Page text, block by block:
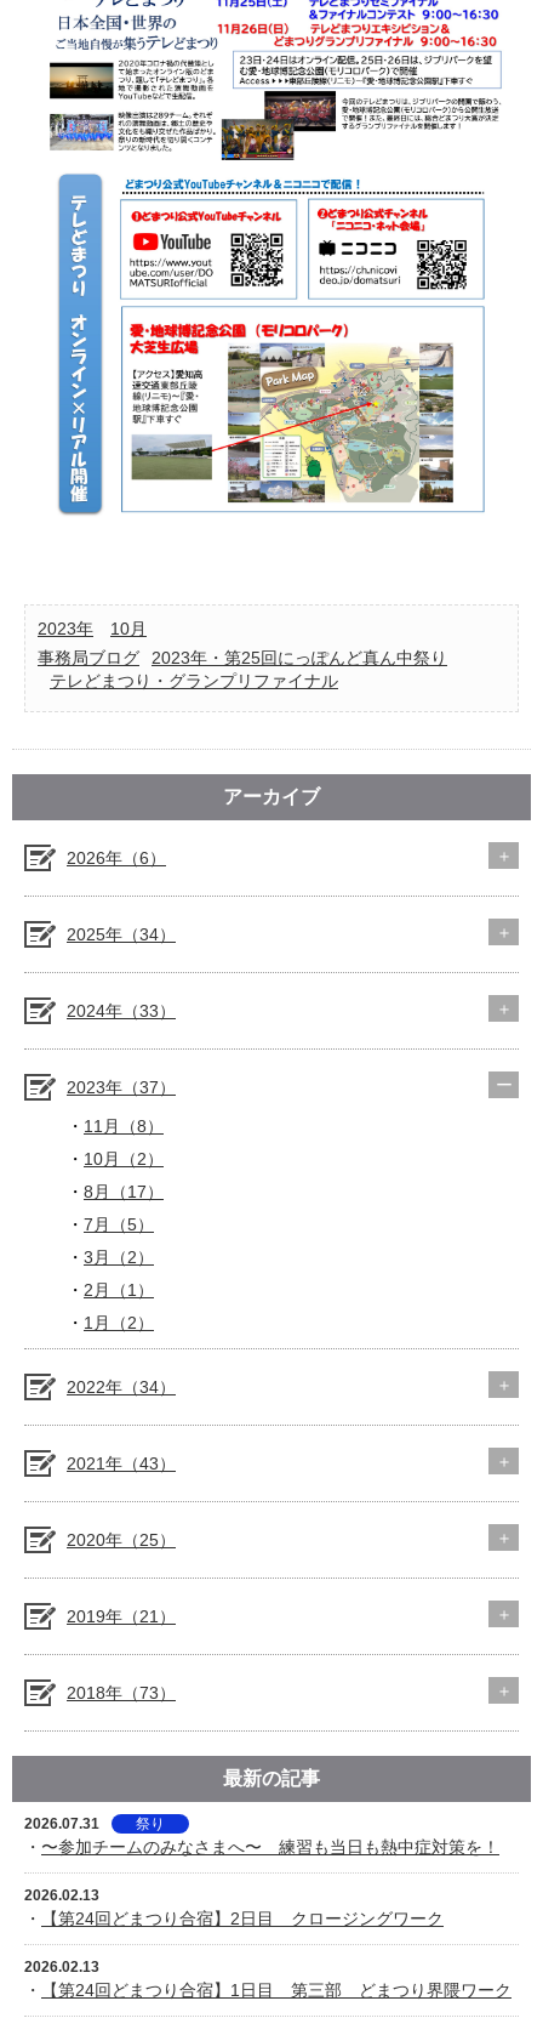
2023年
10月
事務局ブログ
2023年・第25回にっぽんど真ん中祭り
テレどまつり・グランプリファイナル
アーカイブ
2026年（6）
2025年（34）
2024年（33）
2023年（37）
11月（8）
10月（2）
8月（17）
7月（5）
3月（2）
2月（1）
1月（2）
2022年（34）
2021年（43）
2020年（25）
2019年（21）
2018年（73）
最新の記事
2026.07.31 祭り
・ 〜参加チームのみなさまへ〜 練習も当日も熱中症対策を！
2026.02.13
・ 【第24回どまつり合宿】2日目 クロージングワーク
2026.02.13
・ 【第24回どまつり合宿】1日目 第三部 どまつり界隈ワーク